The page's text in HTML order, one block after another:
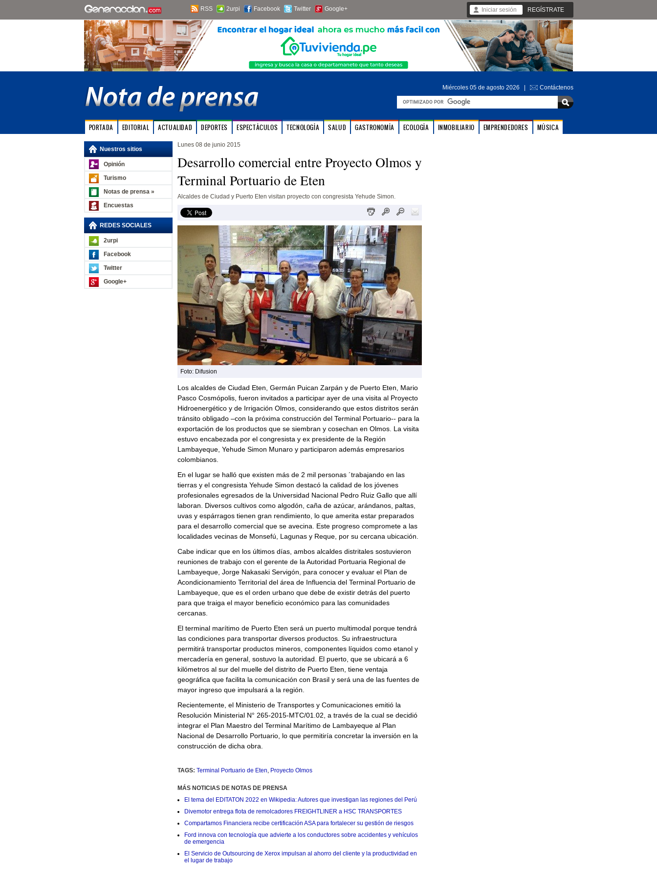
RSS 2urpi Facebook Twitter Google+ Iniciar sesión REGÍSTRATE
Miércoles 05 de agosto 2026 | Contáctenos
PORTADA EDITORIAL ACTUALIDAD DEPORTES ESPECTÁCULOS TECNOLOGÍA SALUD GASTRONOMÍA ECOLOGÍA INMOBILIARIO EMPRENDEDORES MÚSICA
Nuestros sitios
Opinión
Turismo
Notas de prensa »
Encuestas
REDES SOCIALES
2urpi
Facebook
Twitter
Google+
Lunes 08 de junio 2015
Desarrollo comercial entre Proyecto Olmos y
Terminal Portuario de Eten
Alcaldes de Ciudad y Puerto Eten visitan proyecto con congresista Yehude Simon.
Foto: Difusion
Los alcaldes de Ciudad Eten, Germán Puican Zarpán y de Puerto Eten, Mario
Pasco Cosmópolis, fueron invitados a participar ayer de una visita al Proyecto
Hidroenergético y de Irrigación Olmos, considerando que estos distritos serán
tránsito obligado –con la próxima construcción del Terminal Portuario-- para la
exportación de los productos que se siembran y cosechan en Olmos. La visita
estuvo encabezada por el congresista y ex presidente de la Región
Lambayeque, Yehude Simon Munaro y participaron además empresarios
colombianos.
En el lugar se halló que existen más de 2 mil personas ´trabajando en las
tierras y el congresista Yehude Simon destacó la calidad de los jóvenes
profesionales egresados de la Universidad Nacional Pedro Ruiz Gallo que allí
laboran. Diversos cultivos como algodón, caña de azúcar, arándanos, paltas,
uvas y espárragos tienen gran rendimiento, lo que amerita estar preparados
para el desarrollo comercial que se avecina. Este progreso compromete a las
localidades vecinas de Monsefú, Lagunas y Reque, por su cercana ubicación.
Cabe indicar que en los últimos días, ambos alcaldes distritales sostuvieron
reuniones de trabajo con el gerente de la Autoridad Portuaria Regional de
Lambayeque, Jorge Nakasaki Servigón, para conocer y evaluar el Plan de
Acondicionamiento Territorial del área de Influencia del Terminal Portuario de
Lambayeque, que es el orden urbano que debe de existir detrás del puerto
para que traiga el mayor beneficio económico para las comunidades
cercanas.
El terminal marítimo de Puerto Eten será un puerto multimodal porque tendrá
las condiciones para transportar diversos productos. Su infraestructura
permitirá transportar productos mineros, componentes líquidos como etanol y
mercadería en general, sostuvo la autoridad. El puerto, que se ubicará a 6
kilómetros al sur del muelle del distrito de Puerto Eten, tiene ventaja
geográfica que facilita la comunicación con Brasil y será una de las fuentes de
mayor ingreso que impulsará a la región.
Recientemente, el Ministerio de Transportes y Comunicaciones emitió la
Resolución Ministerial N° 265-2015-MTC/01.02, a través de la cual se decidió
integrar el Plan Maestro del Terminal Marítimo de Lambayeque al Plan
Nacional de Desarrollo Portuario, lo que permitiría concretar la inversión en la
construcción de dicha obra.
TAGS: Terminal Portuario de Eten, Proyecto Olmos
MÁS NOTICIAS DE NOTAS DE PRENSA
El tema del EDITATON 2022 en Wikipedia: Autores que investigan las regiones del Perú
Divemotor entrega flota de remolcadores FREIGHTLINER a HSC TRANSPORTES
Compartamos Financiera recibe certificación ASA para fortalecer su gestión de riesgos
Ford innova con tecnología que advierte a los conductores sobre accidentes y vehículos
de emergencia
El Servicio de Outsourcing de Xerox impulsan al ahorro del cliente y la productividad en
el lugar de trabajo